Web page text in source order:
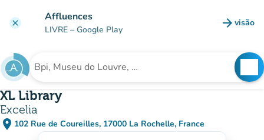
clear Affluences
LIVRE – Google Play arrow_forward visão
(novo
Procura uma instituição
XL Library
Excelia
place 102 Rue de Coureilles, 17000 La Rochelle, France
(abrir no Google Maps)
(novo separador)